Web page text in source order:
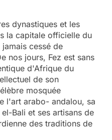
dynastiques et les
la capitale officielle du
cessé de
nos jours, Fez est sans
d'Afrique du
de son
mosquée
l'art arabo- andalou, sa
Bali et ses artisans de
des traditions de